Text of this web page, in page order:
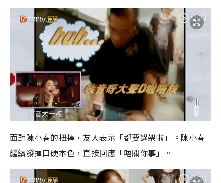
面對陳小春的扭擰，友人表示「都要講架啦」。陳小春
繼續發揮口硬本色，直接回應「唔關你事」。